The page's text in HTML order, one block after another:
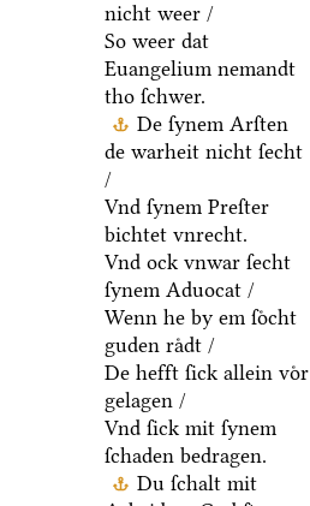
nicht weer /
So weer dat
Euangelium nemandt
tho ſchwer.
De ſynem Arſten
de warheit nicht ſecht
/
Vnd ſynem Preſter
bichtet vnrecht.
Vnd ock vnwar ſecht
ſynem Aduocat /
Wenn he by em ſoͤcht
guden raͤdt /
De hefft ſick allein voͤr
gelagen /
Vnd ſick mit ſynem
ſchaden bedragen.
Du ſchalt mit